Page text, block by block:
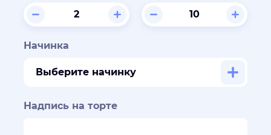
Начинка
Выберите начинку
Надпись на торте